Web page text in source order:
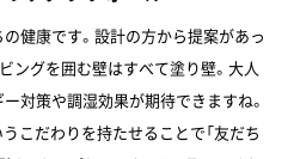
健康です。設計の方から提案があっ
ングを囲む壁はすべて塗り壁。大人
対策や調湿効果が期待できますね。
こだわりを持たせることで「友だち